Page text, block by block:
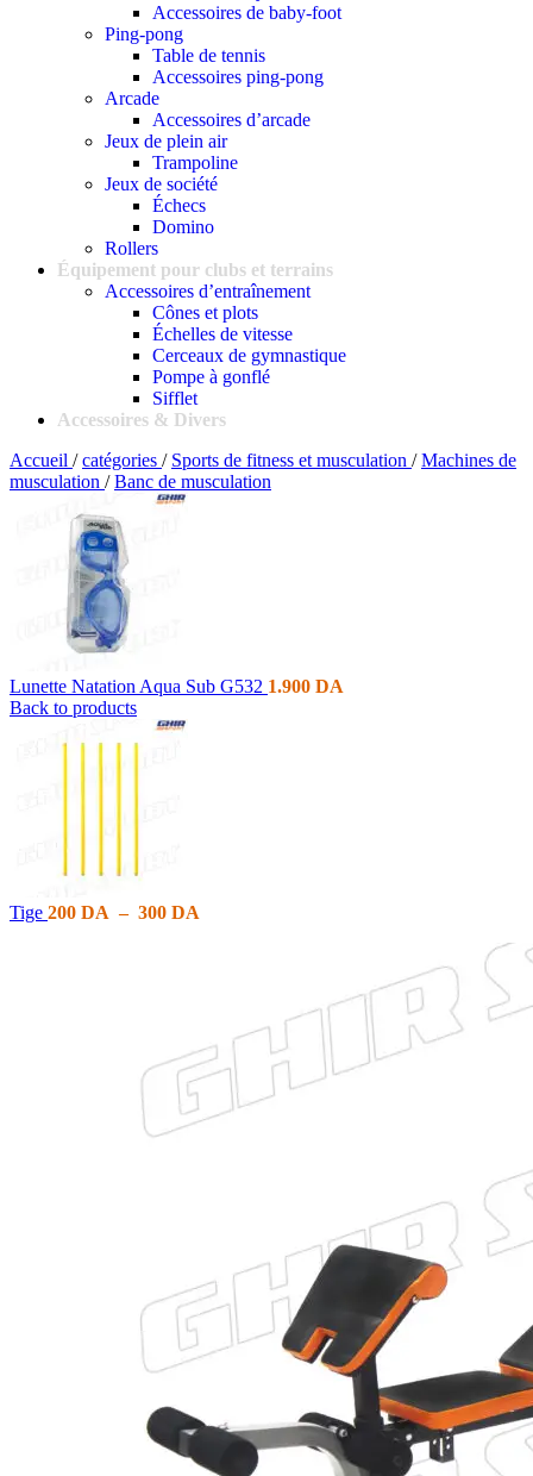
Accessoires de baby-foot
Ping-pong
Table de tennis
Accessoires ping-pong
Arcade
Accessoires d’arcade
Jeux de plein air
Trampoline
Jeux de société
Échecs
Domino
Rollers
Équipement pour clubs et terrains
Accessoires d’entraînement
Cônes et plots
Échelles de vitesse
Cerceaux de gymnastique
Pompe à gonflé
Sifflet
Accessoires & Divers
Accueil / catégories / Sports de fitness et musculation / Machines de
musculation / Banc de musculation
Lunette Natation Aqua Sub G532 1.900 DA
Back to products
Tige 200 DA – 300 DA